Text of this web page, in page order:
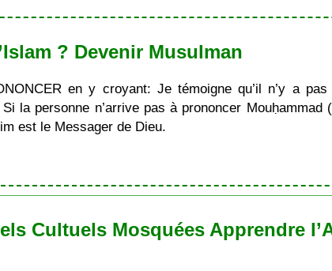
? Devenir Musulman
en y croyant: Je témoigne qu’il n’y a
la personne n’arrive pas à prononcer
est le Messager de Dieu.
Cultuels Mosquées Apprendre